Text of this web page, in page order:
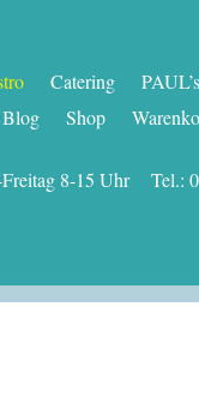
Catering
Blog Shop
Freitag 8-15 Uhr Tel.: